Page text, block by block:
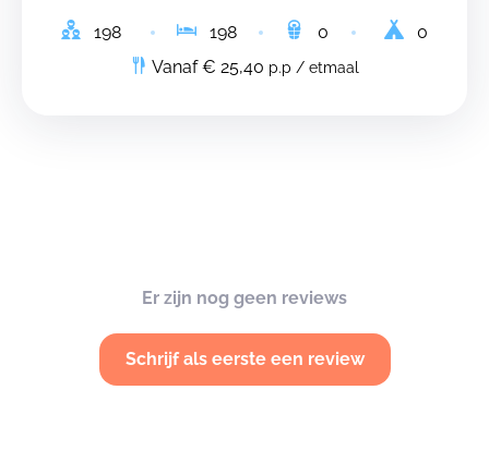
198 198 0
0
Vanaf € 25,40 p.p / etmaal
Er zijn nog geen reviews
Schrijf als eerste een review